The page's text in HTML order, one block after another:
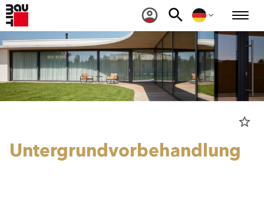
star_border
Untergrundvorbehandlung